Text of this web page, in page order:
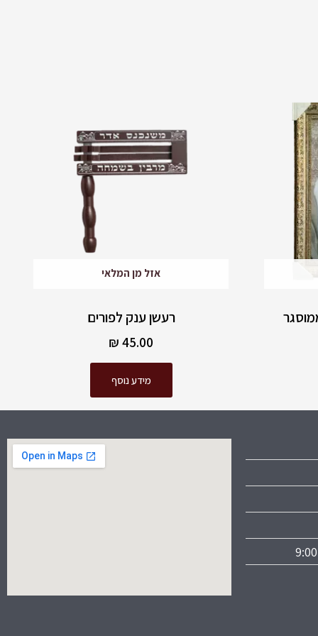
אזל מן המלאי
רעשן ענק לפורים
45.00
₪
מידע נוסף